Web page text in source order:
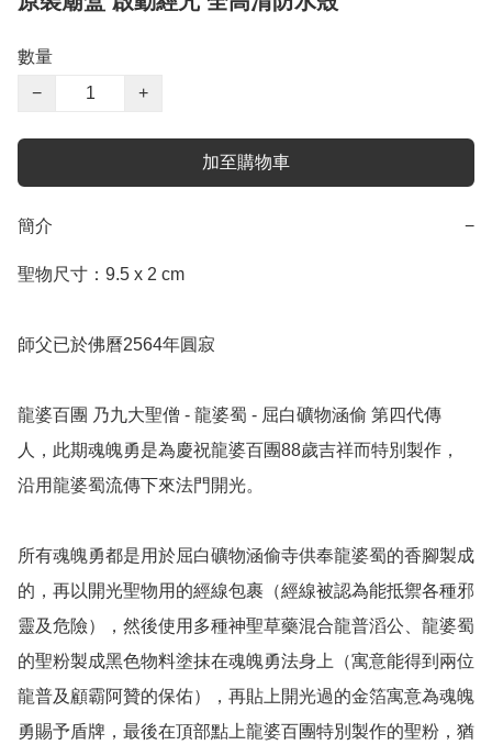
數量
−
+
加至購物車
簡介 −
聖物尺寸：9.5 x 2 cm
師父已於佛曆2564年圓寂
龍婆百團 乃九大聖僧 - 龍婆蜀 - 屈白礦物涵偷 第四代傳
人，此期魂魄勇是為慶祝龍婆百團88歲吉祥而特別製作，
沿用龍婆蜀流傳下來法門開光。
所有魂魄勇都是用於屈白礦物涵偷寺供奉龍婆蜀的香腳製成
的，再以開光聖物用的經線包裹（經線被認為能抵禦各種邪
靈及危險），然後使用多種神聖草藥混合龍普滔公、龍婆蜀
的聖粉製成黑色物料塗抹在魂魄勇法身上（寓意能得到兩位
龍普及顧霸阿贊的保佑），再貼上開光過的金箔寓意為魂魄
勇賜予盾牌，最後在頂部點上龍婆百團特別製作的聖粉，猶